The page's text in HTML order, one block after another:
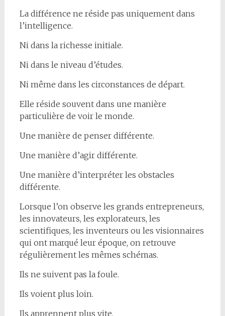
La différence ne réside pas uniquement dans
l’intelligence.
Ni dans la richesse initiale.
Ni dans le niveau d’études.
Ni même dans les circonstances de départ.
Elle réside souvent dans une manière
particulière de voir le monde.
Une manière de penser différente.
Une manière d’agir différente.
Une manière d’interpréter les obstacles
différente.
Lorsque l’on observe les grands entrepreneurs,
les innovateurs, les explorateurs, les
scientifiques, les inventeurs ou les visionnaires
qui ont marqué leur époque, on retrouve
régulièrement les mêmes schémas.
Ils ne suivent pas la foule.
Ils voient plus loin.
Ils apprennent plus vite.